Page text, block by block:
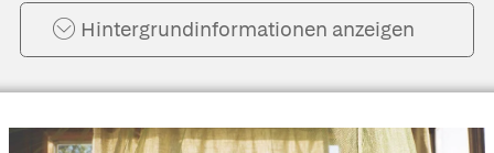
Hintergrund­informationen anzeigen